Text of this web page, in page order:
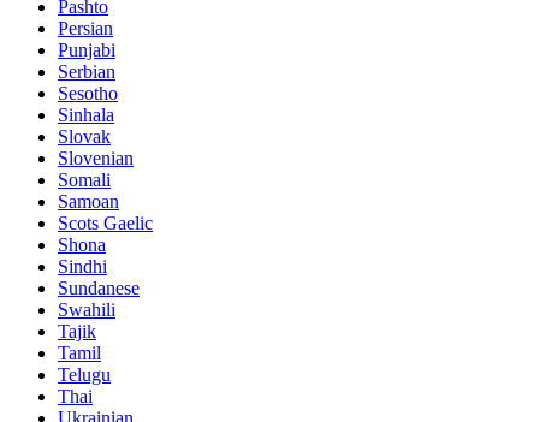
Pashto
Persian
Punjabi
Serbian
Sesotho
Sinhala
Slovak
Slovenian
Somali
Samoan
Scots Gaelic
Shona
Sindhi
Sundanese
Swahili
Tajik
Tamil
Telugu
Thai
Ukrainian